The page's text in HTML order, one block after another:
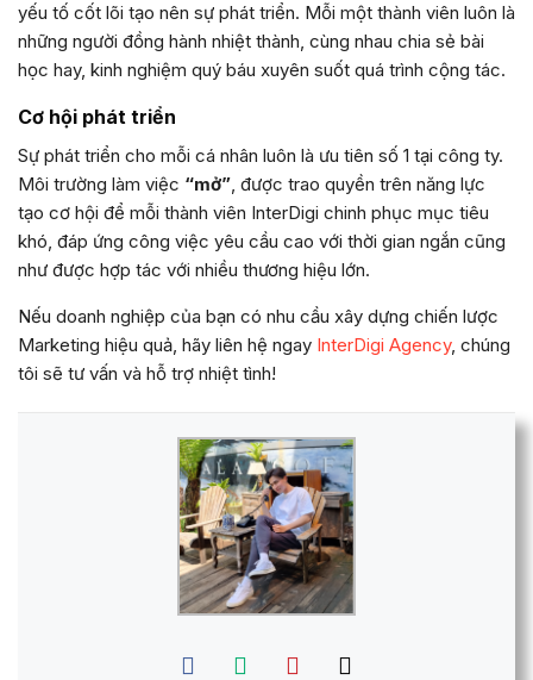
yếu tố cốt lõi tạo nên sự phát triển. Mỗi một thành viên luôn là
những người đồng hành nhiệt thành, cùng nhau chia sẻ bài
học hay, kinh nghiệm quý báu xuyên suốt quá trình cộng tác.
Cơ hội phát triển
Sự phát triển cho mỗi cá nhân luôn là ưu tiên số 1 tại công ty.
Môi trường làm việc “mở”, được trao quyền trên năng lực
tạo cơ hội để mỗi thành viên InterDigi chinh phục mục tiêu
khó, đáp ứng công việc yêu cầu cao với thời gian ngắn cũng
như được hợp tác với nhiều thương hiệu lớn.
Nếu doanh nghiệp của bạn có nhu cầu xây dựng chiến lược
Marketing hiệu quả, hãy liên hệ ngay InterDigi Agency, chúng
tôi sẽ tư vấn và hỗ trợ nhiệt tình!